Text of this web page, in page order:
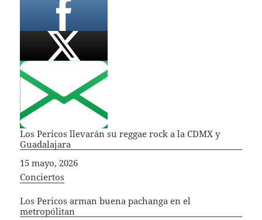
Los Pericos llevarán su reggae rock a la CDMX y
Guadalajara
Fecha
15 mayo, 2026
In relation to
Conciertos
Los Pericos arman buena pachanga en el
metropólitan